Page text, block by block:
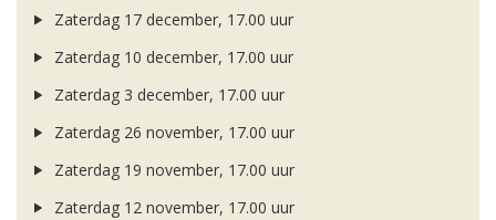
Zaterdag 17 december, 17.00 uur
Zaterdag 10 december, 17.00 uur
Zaterdag 3 december, 17.00 uur
Zaterdag 26 november, 17.00 uur
Zaterdag 19 november, 17.00 uur
Zaterdag 12 november, 17.00 uur